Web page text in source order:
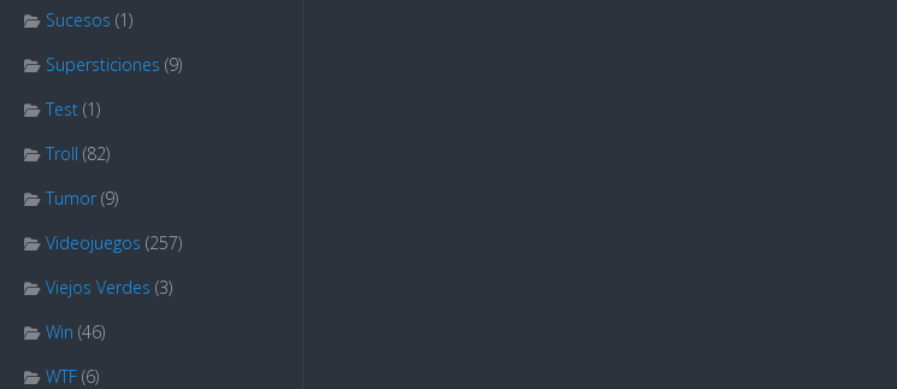
Sucesos (1)
Supersticiones (9)
Test (1)
Troll (82)
Tumor (9)
Videojuegos (257)
Viejos Verdes (3)
Win (46)
WTF (6)